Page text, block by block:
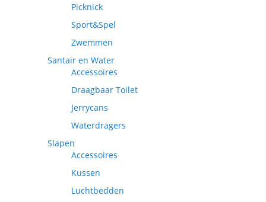
Picknick
Sport&Spel
Zwemmen
Santair en Water
Accessoires
Draagbaar Toilet
Jerrycans
Waterdragers
Slapen
Accessoires
Kussen
Luchtbedden